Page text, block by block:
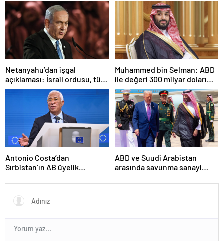
Netanyahu’dan işgal
açıklaması: İsrail ordusu, tüm
gücüyle Gazze’ye girecek
Muhammed bin Selman: ABD
ile değeri 300 milyar doları
aşan anlaşmalar imzaladık
Antonio Costa’dan
Sırbistan’ın AB üyelik
ABD ve Suudi Arabistan
arasında savunma sanayi